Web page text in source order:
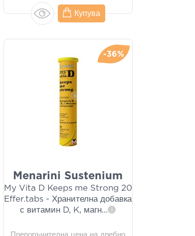
Купува
-36%
Menarini Sustenium
My Vita D Keeps me Strong 20
Effer.tabs - Хранителна добавка
с витамин D, K, магн... i